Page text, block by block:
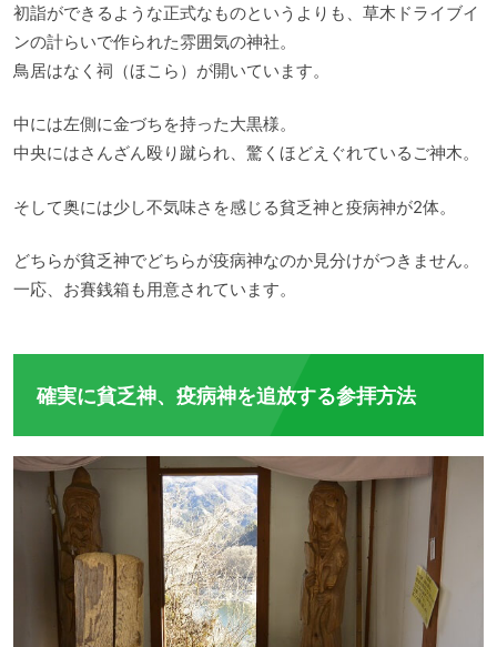
初詣ができるような正式なものというよりも、草木ドライブイ
ンの計らいで作られた雰囲気の神社。
鳥居はなく祠（ほこら）が開いています。
中には左側に金づちを持った大黒様。
中央にはさんざん殴り蹴られ、驚くほどえぐれているご神木。
そして奥には少し不気味さを感じる貧乏神と疫病神が2体。
どちらが貧乏神でどちらが疫病神なのか見分けがつきません。
一応、お賽銭箱も用意されています。
確実に貧乏神、疫病神を追放する参拝方法